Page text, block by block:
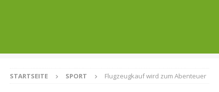
STARTSEITE SPORT Flugzeugkauf wird zum Abenteuer